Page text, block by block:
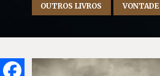
OUTROS LIVROS